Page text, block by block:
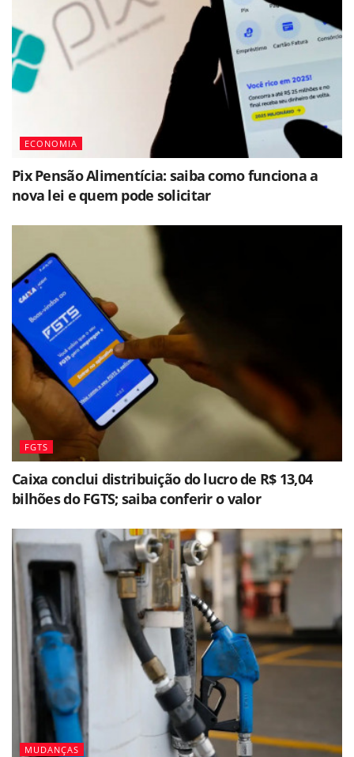
ECONOMIA
Pix Pensão Alimentícia: saiba como funciona a
nova lei e quem pode solicitar
FGTS
Caixa conclui distribuição do lucro de R$ 13,04
bilhões do FGTS; saiba conferir o valor
MUDANÇAS